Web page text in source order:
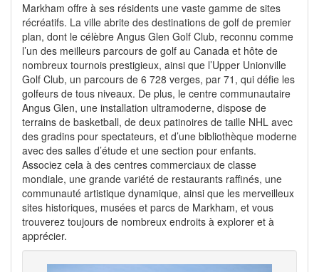
Markham offre à ses résidents une vaste gamme de sites
récréatifs. La ville abrite des destinations de golf de premier
plan, dont le célèbre Angus Glen Golf Club, reconnu comme
l’un des meilleurs parcours de golf au Canada et hôte de
nombreux tournois prestigieux, ainsi que l’Upper Unionville
Golf Club, un parcours de 6 728 verges, par 71, qui défie les
golfeurs de tous niveaux. De plus, le centre communautaire
Angus Glen, une installation ultramoderne, dispose de
terrains de basketball, de deux patinoires de taille NHL avec
des gradins pour spectateurs, et d’une bibliothèque moderne
avec des salles d’étude et une section pour enfants.
Associez cela à des centres commerciaux de classe
mondiale, une grande variété de restaurants raffinés, une
communauté artistique dynamique, ainsi que les merveilleux
sites historiques, musées et parcs de Markham, et vous
trouverez toujours de nombreux endroits à explorer et à
apprécier.